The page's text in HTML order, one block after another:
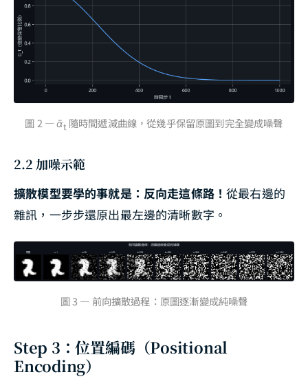
圖 2 — ᾱt 隨時間遞減曲線，從幾乎保留原圖到完全變成噪聲
2.2 加噪示範
擴散模型要學的事就是：反向走這條路！從最右邊的
雜訊，一步步還原出最左邊的清晰數字。
圖 3 — 前向擴散過程：原圖逐漸變成純噪聲
Step 3：位置編碼（Positional
Encoding）